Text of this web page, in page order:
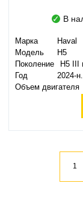
В
Марка
Haval
Модель
H5
Поколение
H5 III
Год
2024-
Объем двигателя
1